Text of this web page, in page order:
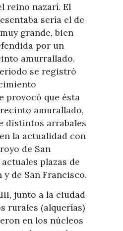
reino nazarí. El
sería el de
grande, bien
por un
amurrallado.
se registró
provocó que ésta
amurallado,
distintos arrabales
la actualidad con
de San
plazas de
de San Francisco.
junto a la ciudad
rurales (alquerías)
en los núcleos